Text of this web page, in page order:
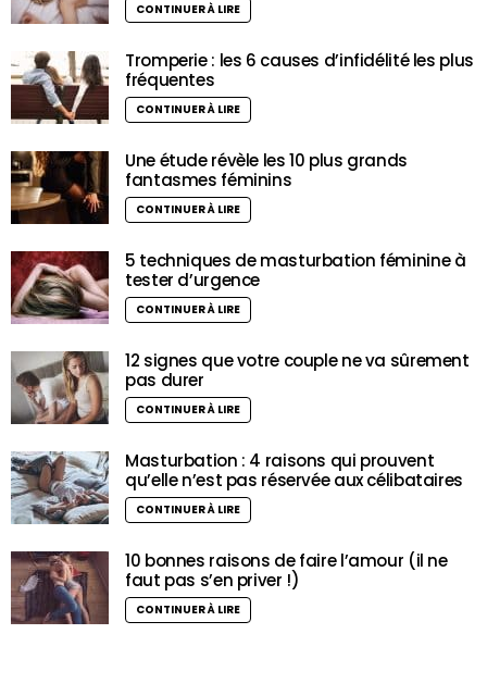
CONTINUER À LIRE
Tromperie : les 6 causes d’infidélité les plus
fréquentes
CONTINUER À LIRE
Une étude révèle les 10 plus grands
fantasmes féminins
CONTINUER À LIRE
5 techniques de masturbation féminine à
tester d’urgence
CONTINUER À LIRE
12 signes que votre couple ne va sûrement
pas durer
CONTINUER À LIRE
Masturbation : 4 raisons qui prouvent
qu’elle n’est pas réservée aux célibataires
CONTINUER À LIRE
10 bonnes raisons de faire l’amour (il ne
faut pas s’en priver !)
CONTINUER À LIRE